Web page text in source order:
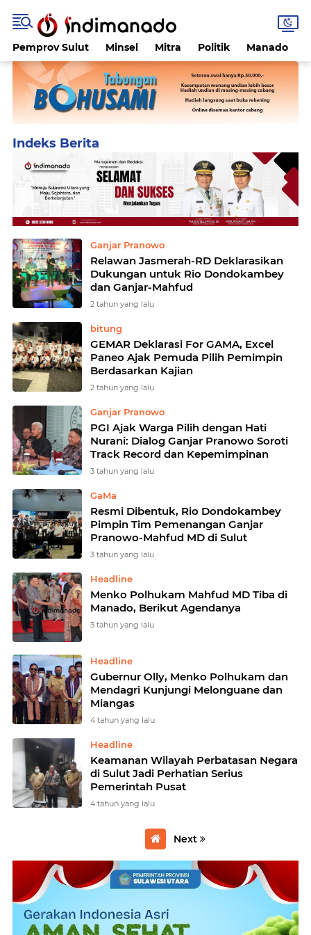
Pemprov Sulut Minsel Mitra Politik Manado
Ganjar Pranowo
Relawan Jasmerah-RD Deklarasikan
Dukungan untuk Rio Dondokambey
dan Ganjar-Mahfud
2 tahun yang lalu
bitung
GEMAR Deklarasi For GAMA, Excel
Paneo Ajak Pemuda Pilih Pemimpin
Berdasarkan Kajian
2 tahun yang lalu
Ganjar Pranowo
PGI Ajak Warga Pilih dengan Hati
Nurani: Dialog Ganjar Pranowo Soroti
Track Record dan Kepemimpinan
3 tahun yang lalu
GaMa
Resmi Dibentuk, Rio Dondokambey
Pimpin Tim Pemenangan Ganjar
Pranowo-Mahfud MD di Sulut
3 tahun yang lalu
Headline
Menko Polhukam Mahfud MD Tiba di
Manado, Berikut Agendanya
3 tahun yang lalu
Headline
Gubernur Olly, Menko Polhukam dan
Mendagri Kunjungi Melonguane dan
Miangas
4 tahun yang lalu
Headline
Keamanan Wilayah Perbatasan Negara
di Sulut Jadi Perhatian Serius
Pemerintah Pusat
4 tahun yang lalu
Next